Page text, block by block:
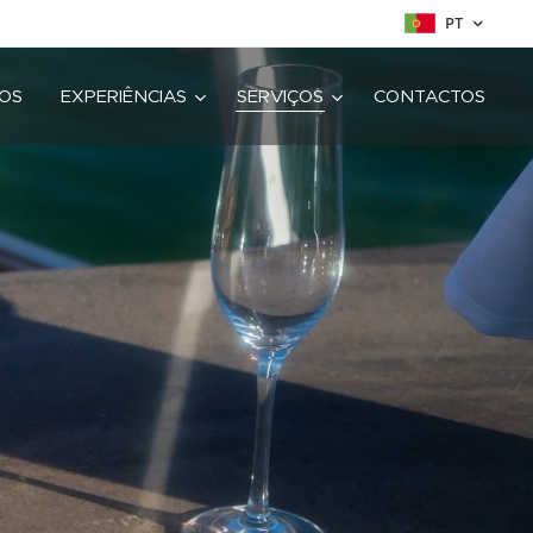
PT
EXPERIÊNCIAS SERVIÇOS CONTACTOS